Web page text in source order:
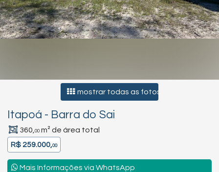
mostrar todas as fotos
Itapoá - Barra do Sai
360, 00 m² de área total
R$ 259.000,00
Mais Informações via WhatsApp